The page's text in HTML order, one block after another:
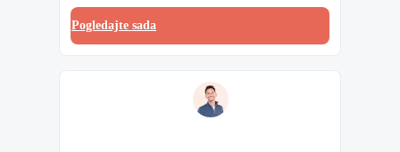
Pogledajte sada